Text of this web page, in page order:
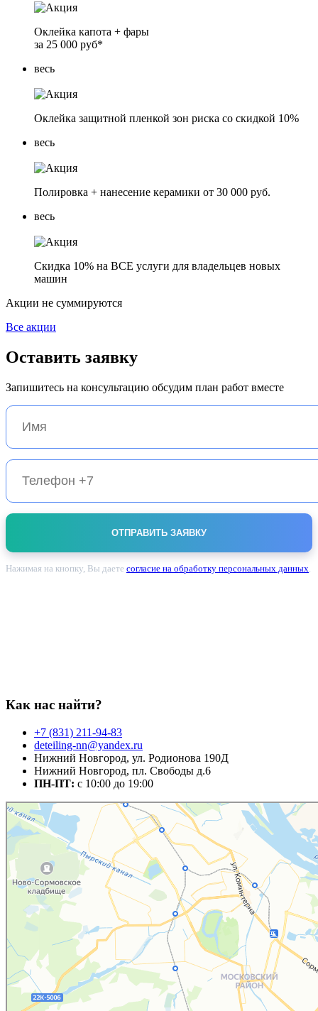
Оклейка капота + фары
за 25 000 руб*
весь
Оклейка защитной пленкой зон риска со скидкой 10%
весь
Полировка + нанесение керамики от 30 000 руб.
весь
Скидка 10% на ВСЕ услуги для владельцев новых
машин
Акции не суммируются
Все акции
Оставить заявку
Запишитесь на консультацию обсудим план работ вместе
Нажимая на кнопку, Вы даете согласие на обработку персональных данных.
Как нас найти?
+7 (831) 211-94-83
deteiling-nn@yandex.ru
Нижний Новгород, ул. Родионова 190Д
Нижний Новгород, пл. Свободы д.6
ПН-ПТ: c 10:00 до 19:00